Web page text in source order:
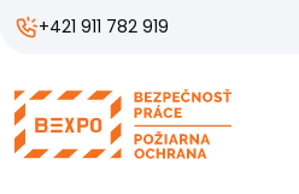
+421 911 782 919